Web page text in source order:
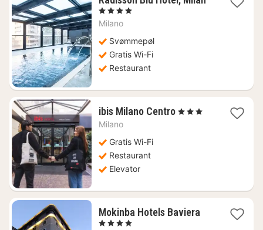
, 4 Stjerner
Milano
Svømmepøl
Gratis Wi-Fi
Restaurant
ibis Milano Centro1
, 3 Stjerner
Milano
Gratis Wi-Fi
Restaurant
Elevator
Mokinba Hotels Baviera1
, 4 Stjerner